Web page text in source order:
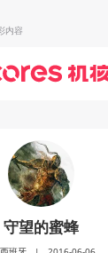
守望的蜜蜂
内容